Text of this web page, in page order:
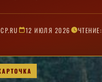
12 ИЮЛЯ 2026 ЧТЕНИЕ: